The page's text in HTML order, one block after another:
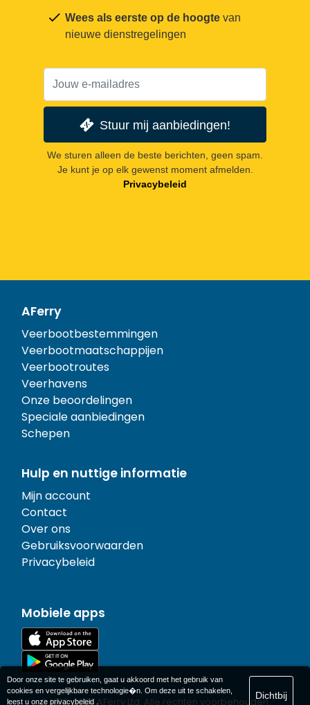
Wees als eerste op de hoogte van
nieuwe dienstregelingen
Stuur mij aanbiedingen!
We sturen alleen de beste berichten, geen spam.
Je kunt je op elk gewenst moment afmelden.
Privacybeleid
AFerry
Veerbootbestemmingen
Veerbootmaatschappijen
Veerbootroutes
Veerhavens
Onze beoordelingen
Speciale aanbiedingen
Schepen
Hulp en nuttige informatie
Mijn account
Contact
Over ons
Gebruiksvoorwaarden
Privacybeleid
Mobiele apps
© 1977-2026 AFerry Ltd. Alle rechten voorbehouden.
Door onze site te gebruiken, gaat u akkoord met het gebruik van
cookies en vergelijkbare technologie�n. Om deze uit te schakelen,
leest u onze privacybeleid.
Dichtbij